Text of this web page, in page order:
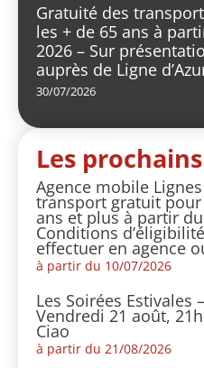
Gratuité des
les + de 65 ans à
2026 – Sur
auprès de Ligne
30/07/2026
Les
Agence mobile
transport gratuit
ans et plus à partir
Conditions
effectuer en agence
à partir du 10/07/2026
Les Soirées Estivales
Vendredi 21 août,
Ciao
à partir du 21/08/2026